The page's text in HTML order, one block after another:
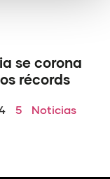
se corona
récords
5
Noticias